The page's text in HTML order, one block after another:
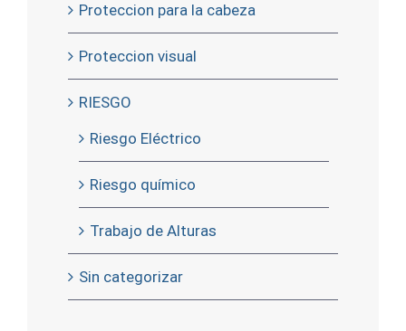
Proteccion para la cabeza
Proteccion visual
RIESGO
Riesgo Eléctrico
Riesgo químico
Trabajo de Alturas
Sin categorizar